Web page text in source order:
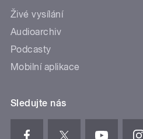
Živé vysílání
Audioarchiv
Podcasty
Mobilní aplikace
Sledujte nás